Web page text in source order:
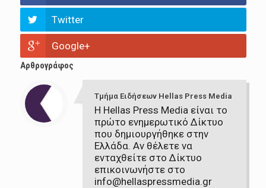
Twitter
Google+
Αρθρογράφος
Τμήμα Ειδήσεων Hellas Press Media
Η Hellas Press Media είναι το
πρώτο ενημερωτικό Δίκτυο
που δημιουργήθηκε στην
Ελλάδα. Αν θέλετε να
ενταχθείτε στο Δίκτυο
επικοινωνήστε στο
info@hellaspressmedia.gr